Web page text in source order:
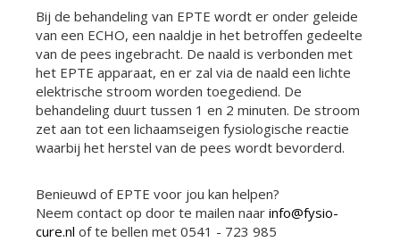
Bij de behandeling van EPTE wordt er onder geleide
van een ECHO, een naaldje in het betroffen gedeelte
van de pees ingebracht. De naald is verbonden met
het EPTE apparaat, en er zal via de naald een lichte
elektrische stroom worden toegediend. De
behandeling duurt tussen 1 en 2 minuten. De stroom
zet aan tot een lichaamseigen fysiologische reactie
waarbij het herstel van de pees wordt bevorderd.
Benieuwd of EPTE voor jou kan helpen?
Neem contact op door te mailen naar info@fysio-
cure.nl of te bellen met 0541 - 723 985